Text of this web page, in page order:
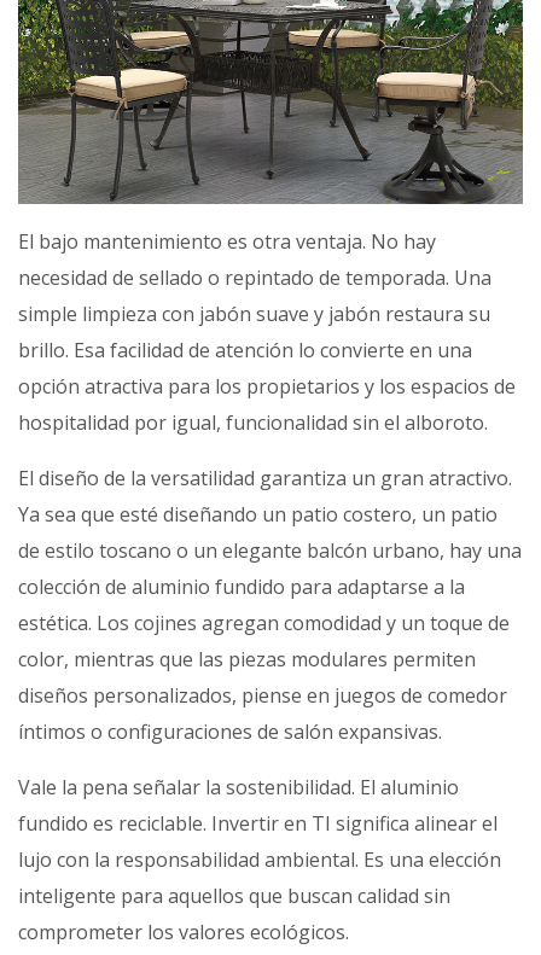
El bajo mantenimiento es otra ventaja. No hay
necesidad de sellado o repintado de temporada. Una
simple limpieza con jabón suave y jabón restaura su
brillo. Esa facilidad de atención lo convierte en una
opción atractiva para los propietarios y los espacios de
hospitalidad por igual, funcionalidad sin el alboroto.
El diseño de la versatilidad garantiza un gran atractivo.
Ya sea que esté diseñando un patio costero, un patio
de estilo toscano o un elegante balcón urbano, hay una
colección de aluminio fundido para adaptarse a la
estética. Los cojines agregan comodidad y un toque de
color, mientras que las piezas modulares permiten
diseños personalizados, piense en juegos de comedor
íntimos o configuraciones de salón expansivas.
Vale la pena señalar la sostenibilidad. El aluminio
fundido es reciclable. Invertir en TI significa alinear el
lujo con la responsabilidad ambiental. Es una elección
inteligente para aquellos que buscan calidad sin
comprometer los valores ecológicos.